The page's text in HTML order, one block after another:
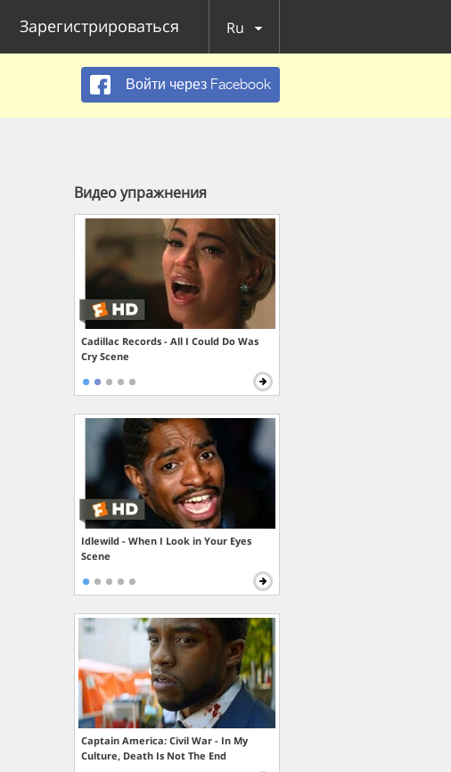
Зарегистрироваться Ru
Войти через Facebook
Видео упражнения
Cadillac Records - All I Could Do Was
Cry Scene
Idlewild - When I Look in Your Eyes
Scene
Captain America: Civil War - In My
Culture, Death Is Not The End